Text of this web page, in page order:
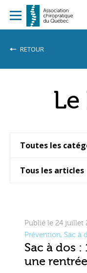
RETOUR
Publié le 24 juillet
Prévention, Sac à
Sac à dos
une